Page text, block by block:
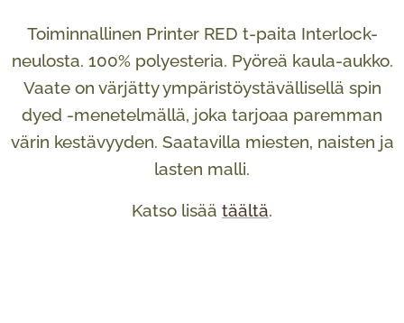
Toiminnallinen Printer RED t-paita Interlock-
neulosta. 100% polyesteria. Pyöreä kaula-aukko.
Vaate on värjätty ympäristöystävällisellä spin
dyed -menetelmällä, joka tarjoaa paremman
värin kestävyyden. Saatavilla miesten, naisten ja
lasten malli.
Katso lisää täältä.